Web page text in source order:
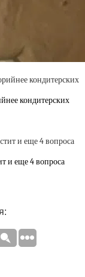
кондитерских
и еще 4 вопроса